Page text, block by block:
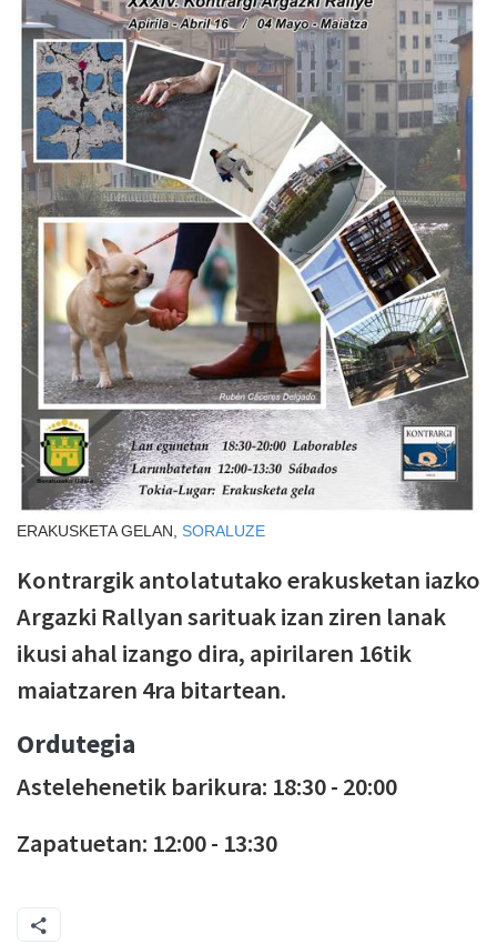
ERAKUSKETA GELAN, SORALUZE
Kontrargik antolatutako erakusketan iazko
Argazki Rallyan sarituak izan ziren lanak
ikusi ahal izango dira, apirilaren 16tik
maiatzaren 4ra bitartean.
Ordutegia
Astelehenetik barikura: 18:30 - 20:00
Zapatuetan: 12:00 - 13:30